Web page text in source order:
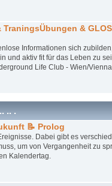
&
Informationen sich
und aktiv fit für das Leben zu
Life Club - Wien/
.. .
📝 Prolog
Dabei gibt es
um von Vergangenheit zu
Kalendertag.